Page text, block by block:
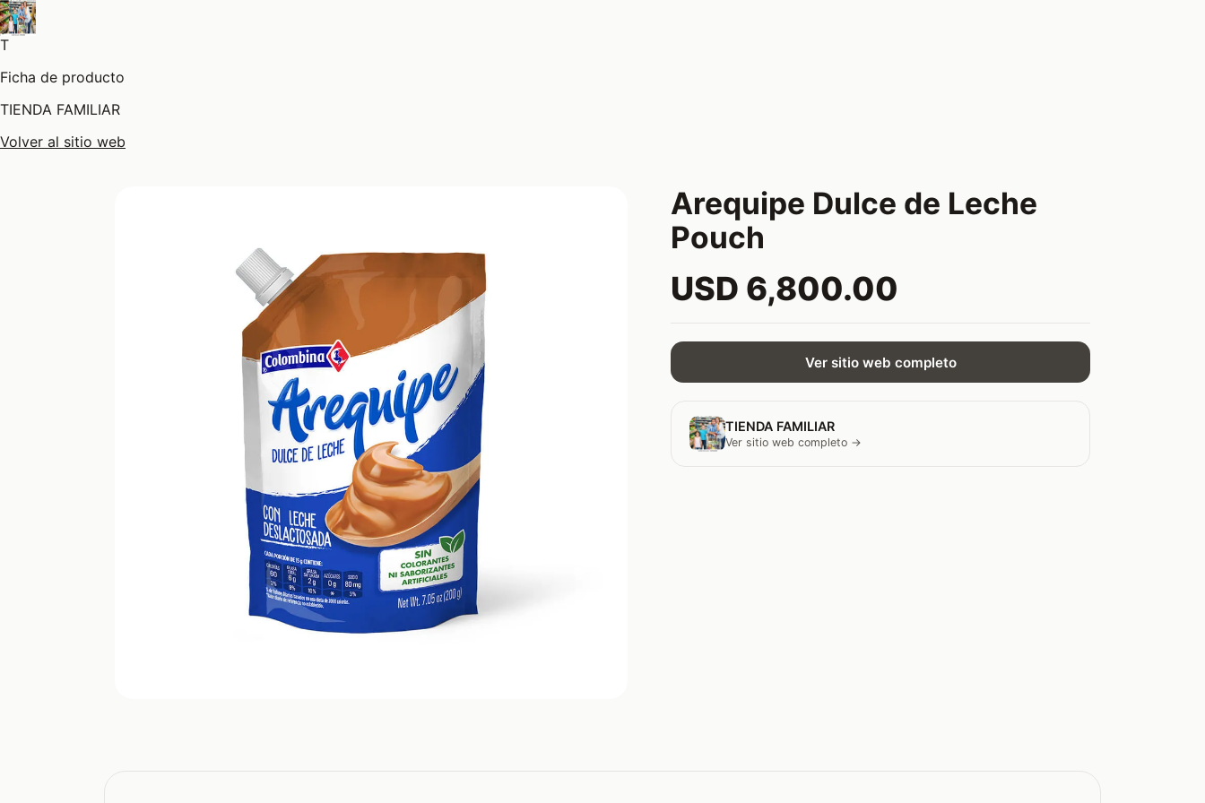
T
Ficha de producto
TIENDA FAMILIAR
Volver al sitio web
Arequipe Dulce de Leche
Pouch
USD 6,800.00
Ver sitio web completo
TIENDA FAMILIAR
Ver sitio web completo →